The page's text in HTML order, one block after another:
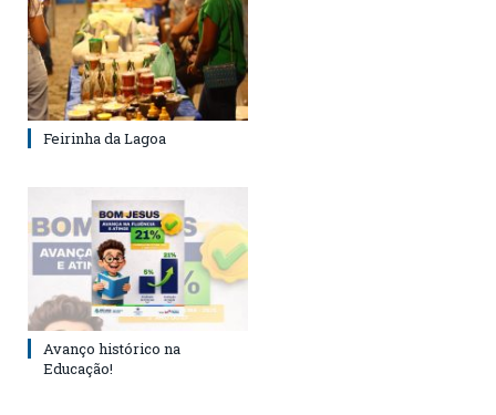
Feirinha da Lagoa
Avanço histórico na
Educação!